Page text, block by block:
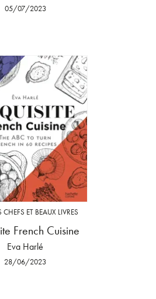
05/07/2023
ET BEAUX LIVRES
French Cuisine
Eva Harlé
28/06/2023